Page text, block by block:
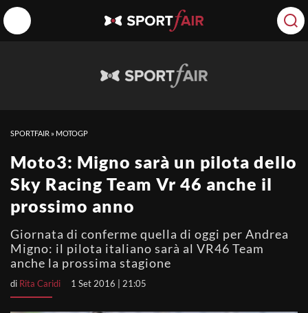
SPORTFAIR » MOTOGP
Moto3: Migno sarà un pilota dello
Sky Racing Team Vr 46 anche il
prossimo anno
Giornata di conferme quella di oggi per Andrea
Migno: il pilota italiano sarà al VR46 Team
anche la prossima stagione
di Rita Caridi 1 Set 2016 | 21:05